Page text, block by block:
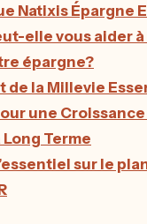
Natixis Épargne
elle vous aider
épargne?
de la Millevie
une
Long Terme
sur le